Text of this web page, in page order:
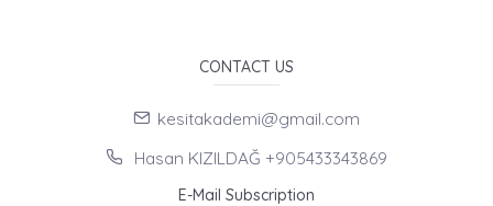
CONTACT US
kesitakademi@gmail.com
Hasan KIZILDAĞ +905433343869
E-Mail Subscription